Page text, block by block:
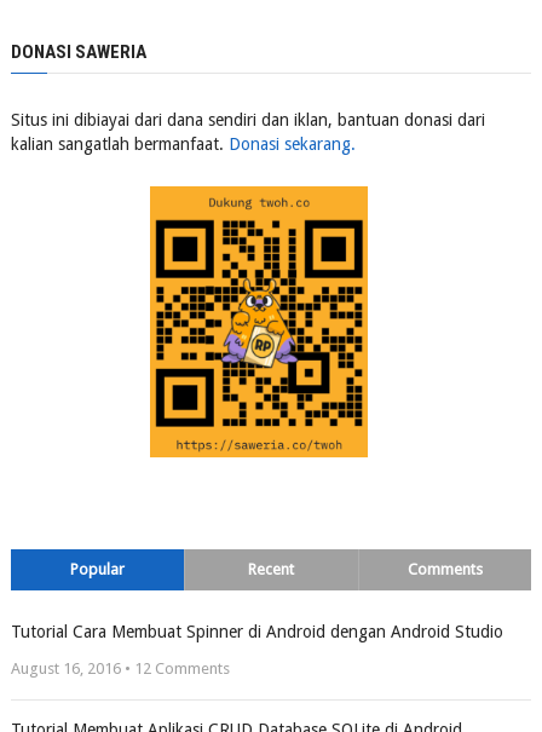
DONASI SAWERIA
Situs ini dibiayai dari dana sendiri dan iklan, bantuan donasi dari
kalian sangatlah bermanfaat. Donasi sekarang.
Popular Recent Comments
Tutorial Cara Membuat Spinner di Android dengan Android Studio
August 16, 2016 • 12Comments